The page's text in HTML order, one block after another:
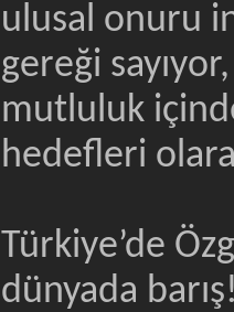
ulusal onuru
gereği
mutluluk
hedefleri
Türkiye’de
dünyada